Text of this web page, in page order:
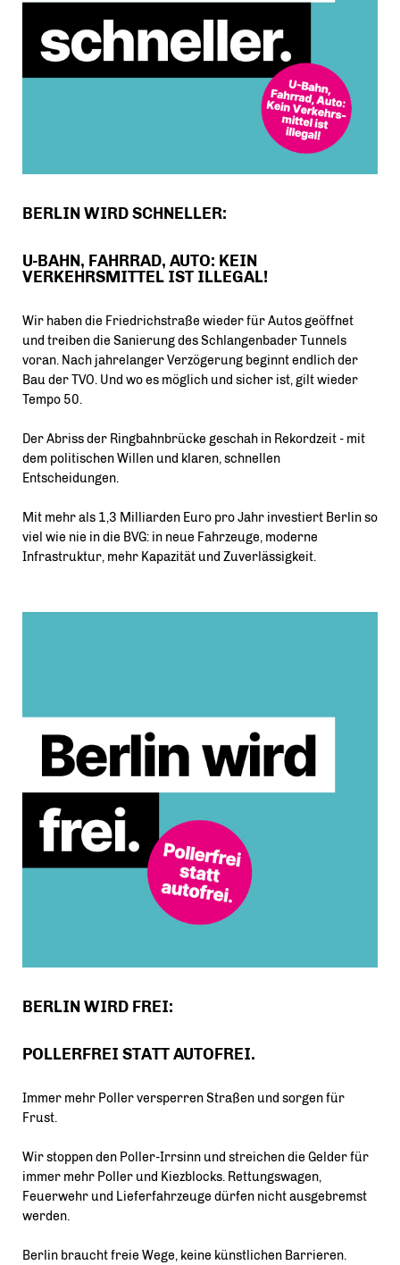
BERLIN WIRD SCHNELLER:
U-BAHN, FAHRRAD, AUTO: KEIN
VERKEHRSMITTEL IST ILLEGAL!
Wir haben die Friedrichstraße wieder für Autos geöffnet
und treiben die Sanierung des Schlangenbader Tunnels
voran. Nach jahrelanger Verzögerung beginnt endlich der
Bau der TVO. Und wo es möglich und sicher ist, gilt wieder
Tempo 50.
Der Abriss der Ringbahnbrücke geschah in Rekordzeit - mit
dem politischen Willen und klaren, schnellen
Entscheidungen.
Mit mehr als 1,3 Milliarden Euro pro Jahr investiert Berlin so
viel wie nie in die BVG: in neue Fahrzeuge, moderne
Infrastruktur, mehr Kapazität und Zuverlässigkeit.
BERLIN WIRD FREI:
POLLERFREI STATT AUTOFREI.
Immer mehr Poller versperren Straßen und sorgen für
Frust.
Wir stoppen den Poller-Irrsinn und streichen die Gelder für
immer mehr Poller und Kiezblocks. Rettungswagen,
Feuerwehr und Lieferfahrzeuge dürfen nicht ausgebremst
werden.
Berlin braucht freie Wege, keine künstlichen Barrieren.